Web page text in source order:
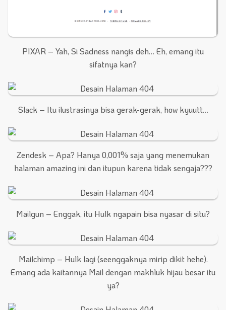
PIXAR – Yah, Si Sadness nangis deh… Eh, emang itu
sifatnya kan?
Slack – Itu ilustrasinya bisa gerak-gerak, how kyuutt…
Zendesk – Apa? Hanya 0,001% saja yang menemukan
halaman amazing ini dan itupun karena tidak sengaja???
Mailgun – Enggak, itu Hulk ngapain bisa nyasar di situ?
Mailchimp – Hulk lagi (seenggaknya mirip dikit hehe).
Emang ada kaitannya Mail dengan makhluk hijau besar itu
ya?